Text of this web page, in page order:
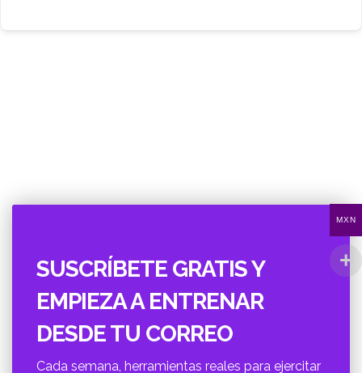
SUSCRÍBETE GRATIS Y
EMPIEZA A ENTRENAR
DESDE TU CORREO
Cada semana, herramientas reales para ejercitar
MXN